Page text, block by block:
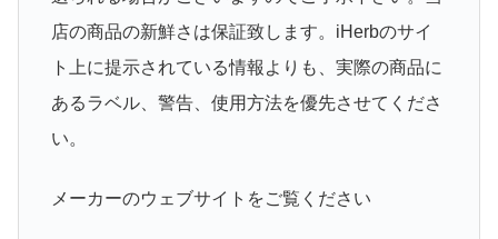
店の商品の新鮮さは保証致します。iHerbのサイ
ト上に提示されている情報よりも、実際の商品に
あるラベル、警告、使用方法を優先させてくださ
い。
メーカーのウェブサイトをご覧ください